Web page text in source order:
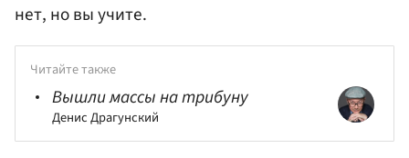
нет, но вы учите.
Читайте также
Вышли массы на трибуну
Денис Драгунский